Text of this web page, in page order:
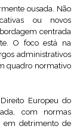
ousada. Não
ou novos
centrada
O foco está na
administrativos
quadro normativo
Europeu do
com normas
em detrimento de